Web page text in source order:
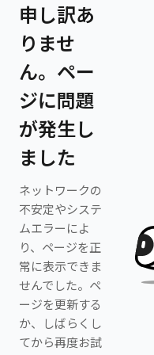
申し訳あ
りませ
ん。ペー
ジに問題
が発生し
ました
ネットワークの
不安定やシステ
ムエラーによ
り、ページを正
常に表示できま
せんでした。ペ
ージを更新する
か、しばらくし
てから再度お試